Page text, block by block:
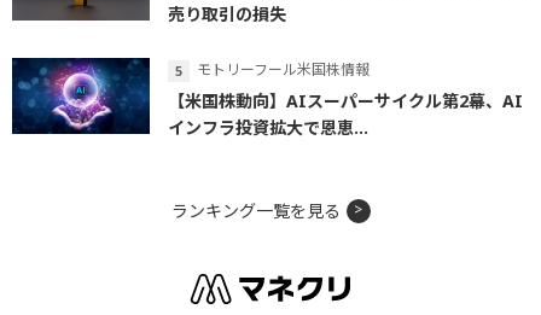
売り取引の損失
モトリーフール米国株情報
【米国株動向】AIスーパーサイクル第2幕、AI
インフラ投資拡大で恩恵...
ランキング一覧を見る